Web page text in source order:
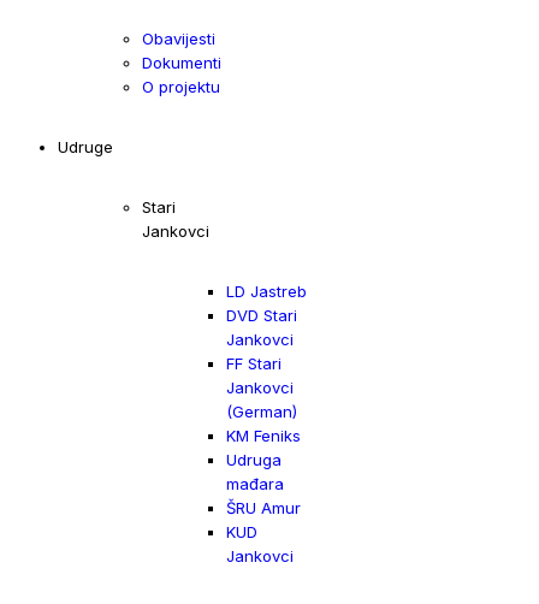
Obavijesti
Dokumenti
O projektu
Udruge
Stari
Jankovci
LD Jastreb
DVD Stari
Jankovci
FF Stari
Jankovci
(German)
KM Feniks
Udruga
mađara
ŠRU Amur
KUD
Jankovci